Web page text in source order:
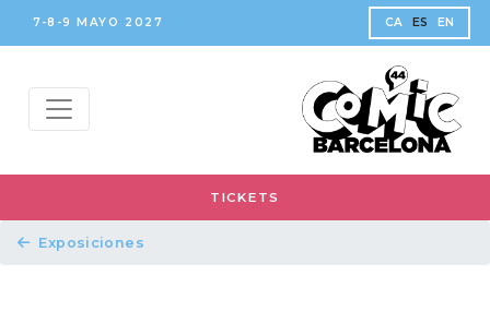
7-8-9 MAYO 2027 CA ES EN
TICKETS
Exposiciones